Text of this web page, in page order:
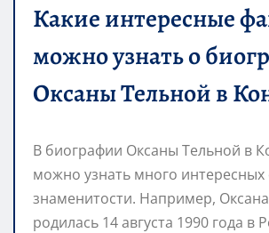
Какие интересные
можно узнать о
Оксаны Тельной в
В биографии Оксаны Тельной в
можно узнать много интересных
знаменитости. Например,
родилась 14 августа 1990 года в